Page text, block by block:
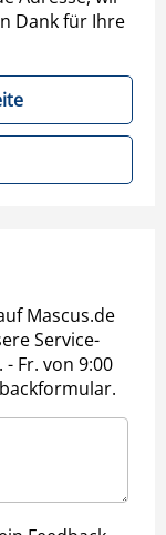
Dank für Ihre
Mascus.de
Service-
- Fr. von 9:00